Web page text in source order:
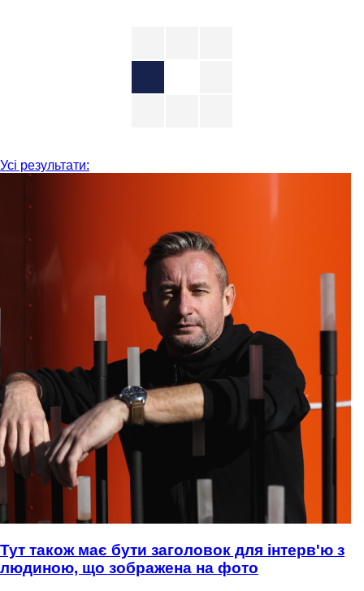
Усі результати:
Тут також має бути заголовок для інтерв'ю з
людиною, що зображена на фото